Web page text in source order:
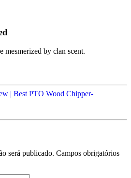
mesmerized by clan scent.
| Best PTO Wood Chipper-
será publicado. Campos obrigatórios